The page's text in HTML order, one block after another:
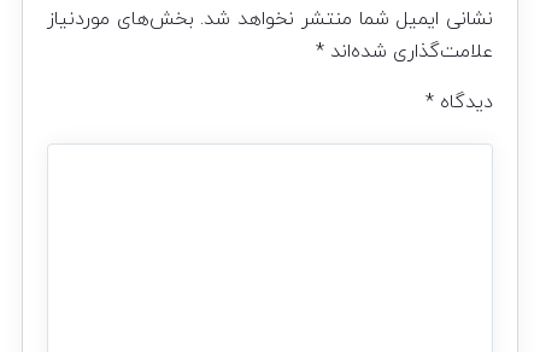
نشانی ایمیل شما منتشر نخواهد شد. بخش‌های موردنیاز
علامت‌گذاری شده‌اند *
دیدگاه *